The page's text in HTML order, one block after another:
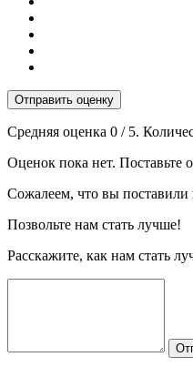
Отправить оценку
Средняя оценка 0 / 5.
Оценок пока нет. Поставьте
Сожалеем, что вы
Позвольте нам стать лучше!
Расскажите, как нам стать